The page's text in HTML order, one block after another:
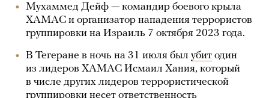
Мухаммед Дейф — командир боевого крыла
ХАМАС и организатор нападения террористов
группировки на Израиль 7 октября 2023 года.
В Тегеране в ночь на 31 июля был убит один
из лидеров ХАМАС Исмаил Хания, который
в числе других лидеров террористической
группировки несет ответственность